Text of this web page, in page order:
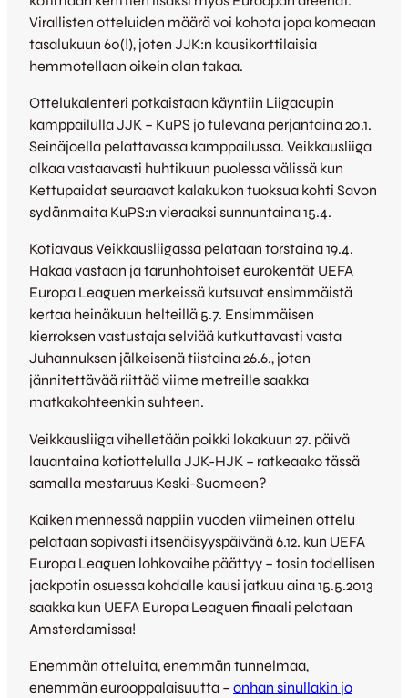
Virallisten otteluiden määrä voi kohota jopa komeaan
tasalukuun 60(!), joten JJK:n kausikorttilaisia
hemmotellaan oikein olan takaa.
Ottelukalenteri potkaistaan käyntiin Liigacupin
kamppailulla JJK – KuPS jo tulevana perjantaina 20.1.
Seinäjoella pelattavassa kamppailussa. Veikkausliiga
alkaa vastaavasti huhtikuun puolessa välissä kun
Kettupaidat seuraavat kalakukon tuoksua kohti Savon
sydänmaita KuPS:n vieraaksi sunnuntaina 15.4.
Kotiavaus Veikkausliigassa pelataan torstaina 19.4.
Hakaa vastaan ja tarunhohtoiset eurokentät UEFA
Europa Leaguen merkeissä kutsuvat ensimmäistä
kertaa heinäkuun helteillä 5.7. Ensimmäisen
kierroksen vastustaja selviää kutkuttavasti vasta
Juhannuksen jälkeisenä tiistaina 26.6., joten
jännitettävää riittää viime metreille saakka
matkakohteenkin suhteen.
Veikkausliiga vihelletään poikki lokakuun 27. päivä
lauantaina kotiottelulla JJK-HJK – ratkeaako tässä
samalla mestaruus Keski-Suomeen?
Kaiken mennessä nappiin vuoden viimeinen ottelu
pelataan sopivasti itsenäisyyspäivänä 6.12. kun UEFA
Europa Leaguen lohkovaihe päättyy – tosin todellisen
jackpotin osuessa kohdalle kausi jatkuu aina 15.5.2013
saakka kun UEFA Europa Leaguen finaali pelataan
Amsterdamissa!
Enemmän otteluita, enemmän tunnelmaa,
enemmän eurooppalaisuutta – onhan sinullakin jo